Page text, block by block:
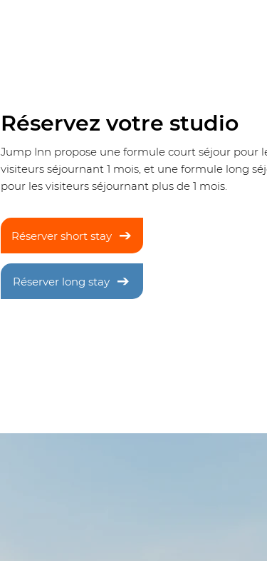
Réservez votre studio
Jump Inn propose une formule court séjour pour
visiteurs séjournant 1 mois, et une formule long
pour les visiteurs séjournant plus de 1 mois.
Réserver short stay
Réserver long stay